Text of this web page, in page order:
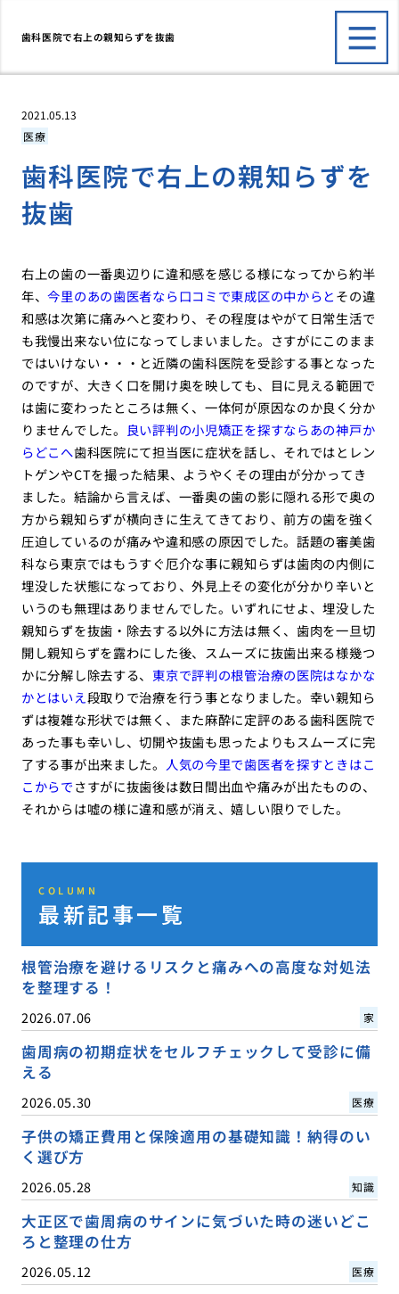
歯科医院で右上の親知らずを抜歯
2021.05.13
医療
歯科医院で右上の親知らずを
抜歯
右上の歯の一番奥辺りに違和感を感じる様になってから約半
年、今里のあの歯医者なら口コミで東成区の中からとその違
和感は次第に痛みへと変わり、その程度はやがて日常生活で
も我慢出来ない位になってしまいました。さすがにこのまま
ではいけない・・・と近隣の歯科医院を受診する事となった
のですが、大きく口を開け奥を映しても、目に見える範囲で
は歯に変わったところは無く、一体何が原因なのか良く分か
りませんでした。 良い評判の小児矯正を探すならあの神戸か
らどこへ歯科医院にて担当医に症状を話し、それではとレン
トゲンやCTを撮った結果、ようやくその理由が分かってき
ました。結論から言えば、一番奥の歯の影に隠れる形で奥の
方から親知らずが横向きに生えてきており、前方の歯を強く
圧迫しているのが痛みや違和感の原因でした。話題の審美歯
科なら東京ではもうすぐ厄介な事に親知らずは歯肉の内側に
埋没した状態になっており、外見上その変化が分かり辛いと
いうのも無理はありませんでした。いずれにせよ、埋没した
親知らずを抜歯・除去する以外に方法は無く、歯肉を一旦切
開し親知らずを露わにした後、スムーズに抜歯出来る様幾つ
かに分解し除去する、 東京で評判の根管治療の医院はなかな
かとはいえ段取りで治療を行う事となりました。幸い親知ら
ずは複雑な形状では無く、また麻酔に定評のある歯科医院で
あった事も幸いし、切開や抜歯も思ったよりもスムーズに完
了する事が出来ました。 人気の今里で歯医者を探すときはこ
こからでさすがに抜歯後は数日間出血や痛みが出たものの、
それからは嘘の様に違和感が消え、嬉しい限りでした。
COLUMN
最新記事一覧
根管治療を避けるリスクと痛みへの高度な対処法
を整理する！
2026.07.06 家
歯周病の初期症状をセルフチェックして受診に備
える
2026.05.30 医療
子供の矯正費用と保険適用の基礎知識！納得のい
く選び方
2026.05.28 知識
大正区で歯周病のサインに気づいた時の迷いどこ
ろと整理の仕方
2026.05.12 医療